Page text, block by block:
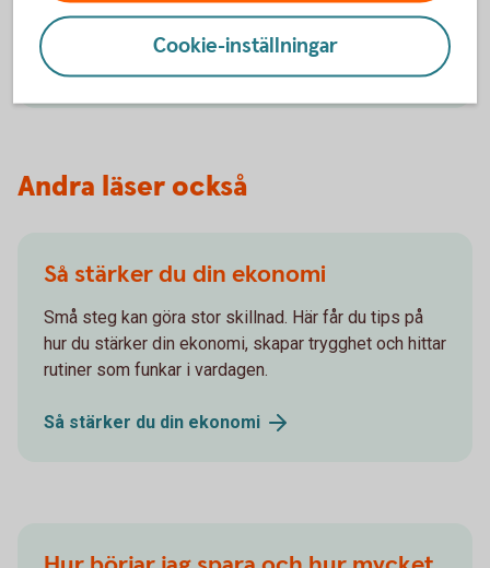
du är nybörjare eller har sparat ett tag.
Fondskolan
Andra läser också
Så stärker du din ekonomi
Små steg kan göra stor skillnad. Här får du tips på
hur du stärker din ekonomi, skapar trygghet och hittar
rutiner som funkar i vardagen.
Så stärker du din ekonomi
Cookie-inställningar